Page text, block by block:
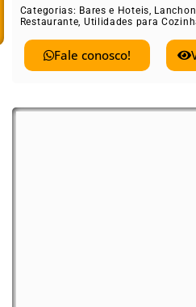
Categorias: Bares e Hoteis,
Restaurante, Utilidades para
Fale conosco!